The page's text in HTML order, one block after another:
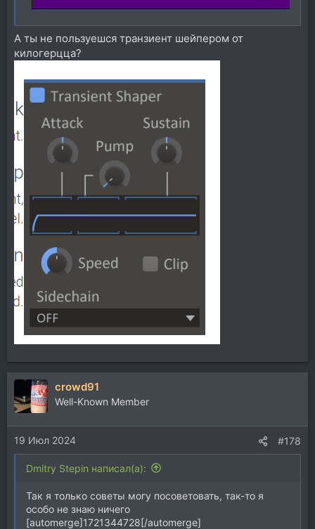
А ты не пользуешся транзиент шейпером от
килогерцца?
crowd91
Well-Known Member
19 Июл 2024 #178
Dmitry Stepin написал(а):
Так я только советы могу посоветовать, так-то я
особо не знаю ничего
[automerge]1721344728[/automerge]